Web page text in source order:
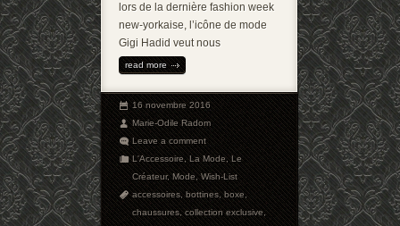
lors de la dernière fashion week
new-yorkaise, l’icône de mode
Gigi Hadid veut nous
read more
16 novembre 2016
Marie-Odile Radom
Leave a comment
L'Accessoire,La Mode,Le
Créateur,Mode,Wish-List
accessoires,bottines,boxe,
chaussures,collection exclusive,